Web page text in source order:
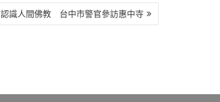
認識人間佛教 台中市警官參訪惠中寺